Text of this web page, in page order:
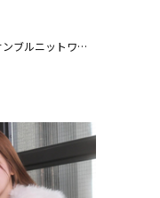
マルチパターンアンサンブルニットワンピース